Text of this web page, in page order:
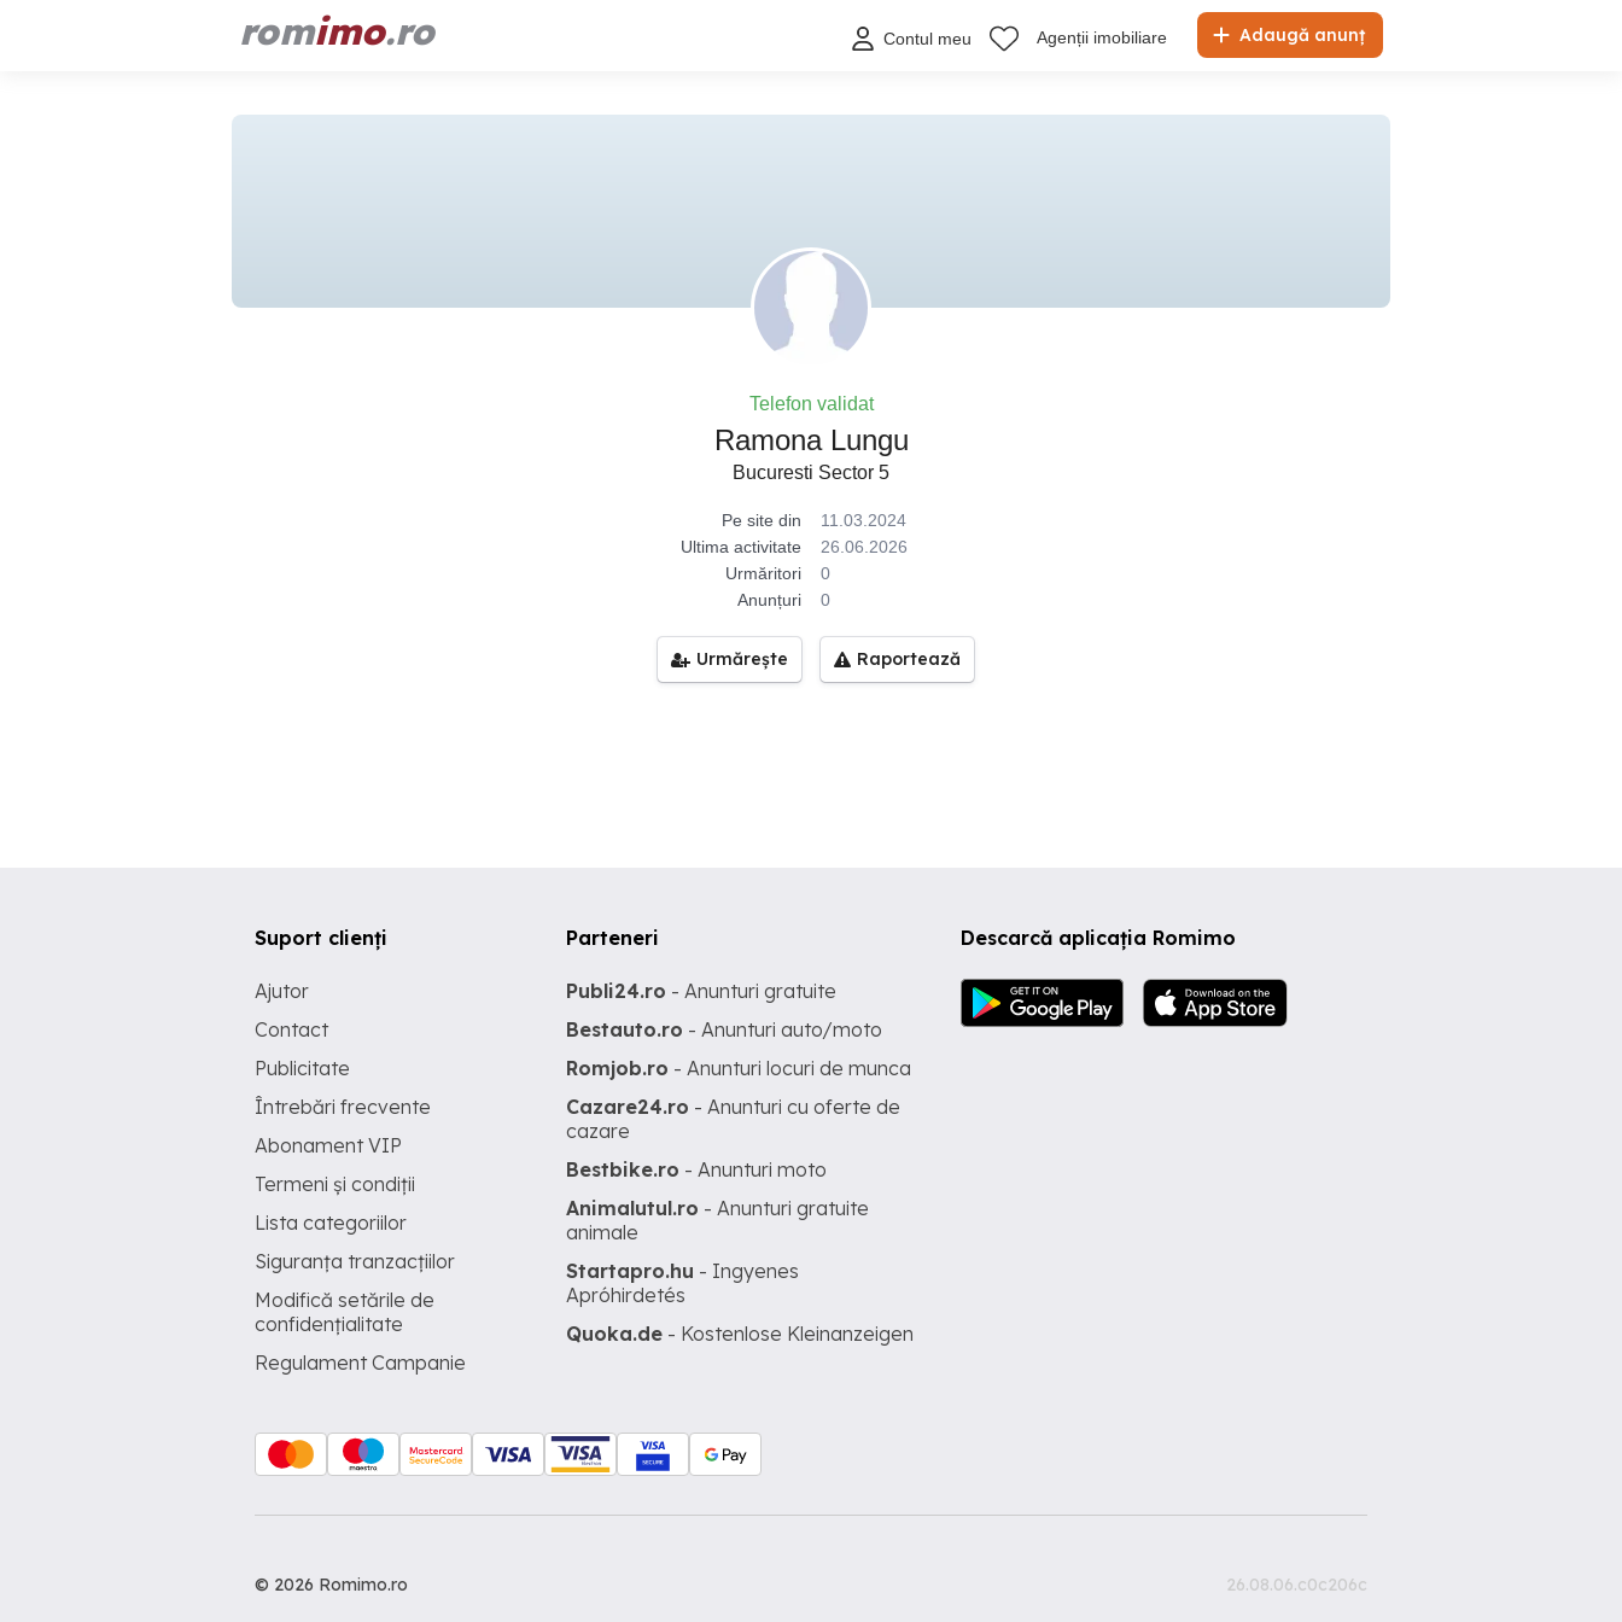
romimo.ro Adaugă anunț
Contul meu Agenții imobiliare
Telefon validat
Ramona Lungu
Bucuresti Sector 5
Pe site din
11.03.2024
Ultima activitate
26.06.2026
Urmăritori
0
Anunțuri
0
Urmărește Raportează
Descarcă aplicația Romimo
Suport clienți
Ajutor
Contact
Publicitate
Întrebări frecvente
Abonament VIP
Termeni și condiții
Lista categoriilor
Siguranța tranzacțiilor
Modifică setările de
confidențialitate
Regulament Campanie
Parteneri
Publi24.ro - Anunturi gratuite
Bestauto.ro - Anunturi auto/moto
Romjob.ro - Anunturi locuri de munca
Cazare24.ro - Anunturi cu oferte de
cazare
Bestbike.ro - Anunturi moto
Animalutul.ro - Anunturi gratuite
animale
Startapro.hu - Ingyenes
Apróhirdetés
Quoka.de - Kostenlose Kleinanzeigen
© 2026 Romimo.ro 26.08.06.c0c206c